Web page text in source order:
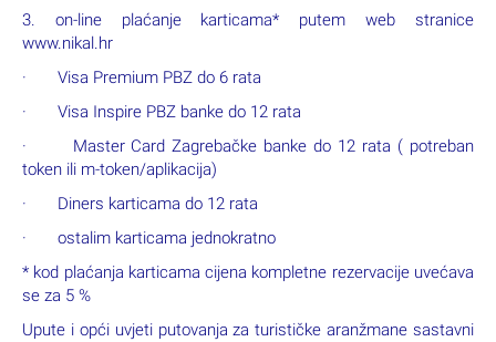
3. on-line plaćanje karticama* putem web stranice
www.nikal.hr
· Visa Premium PBZ do 6 rata
· Visa Inspire PBZ banke do 12 rata
· Master Card Zagrebačke banke do 12 rata ( potreban
token ili m-token/aplikacija)
· Diners karticama do 12 rata
· ostalim karticama jednokratno
* kod plaćanja karticama cijena kompletne rezervacije uvećava
se za 5 %
Upute i opći uvjeti putovanja za turističke aranžmane sastavni